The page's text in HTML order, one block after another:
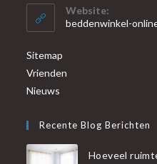
Website:
beddenwinkel-
Sitemap
Vrienden
Nieuws
Recente Blog Berichten
Hoeveel